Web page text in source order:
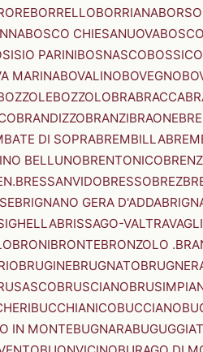
BORRELLOBORRIANA
BOSCO CHIESANUOVA
PARINIBOSNASCOBOSSICO
MARINABOVALINOBOVEGNO
BOZZOLOBRABRACCA
BRANDIZZOBRANZIBRAONE
DI SOPRABREMBILLA
BELLUNOBRENTONICO
BRESSANVIDOBRESSOBREZ
BRIGNANO GERA D'ADDA
BRISSAGO-
BRONIBRONTEBRONZOLO
BRUGINEBRUGNATO
BRUSCIANO
BUCCHIANICOBUCCIANO
IN MONTEBUGNARA